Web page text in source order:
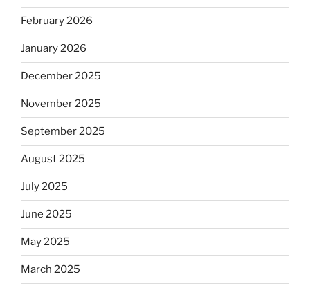
February 2026
January 2026
December 2025
November 2025
September 2025
August 2025
July 2025
June 2025
May 2025
March 2025